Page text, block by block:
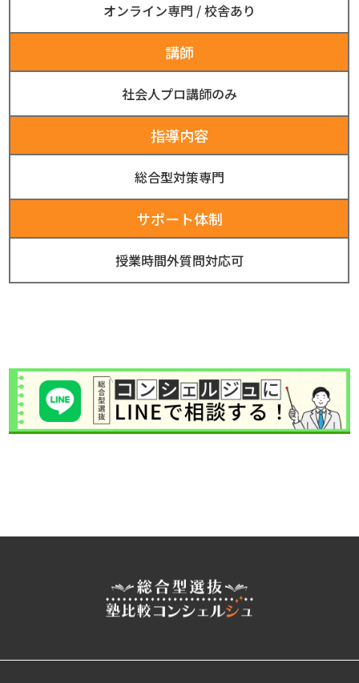
オンライン専門 /校舎あり
講師
社会人プロ講師のみ
指導内容
総合型対策専門
サポート体制
授業時間外質問対応可